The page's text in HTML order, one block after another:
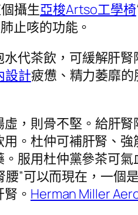
攝生亞梭Artso工學椅
止咳的功能。
代茶飲，可緩解肝
設計疲憊、精力萎靡
虛，則骨不堅。給肝
用。杜仲可補肝腎、
服用杜仲黨參茶可
腰”可以而現在，一
。 Herman Miller